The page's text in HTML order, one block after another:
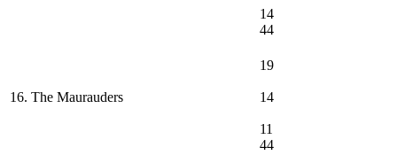
14
44
16. The Maurauders
19
14
11
44